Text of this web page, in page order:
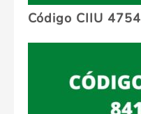
Código CIIU 4754